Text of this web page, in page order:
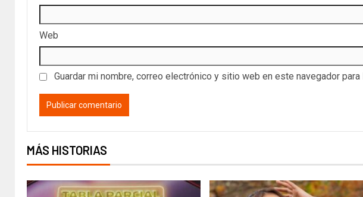
Web
Guardar mi nombre, correo electrónico y sitio web en este navegador
MÁS HISTORIAS